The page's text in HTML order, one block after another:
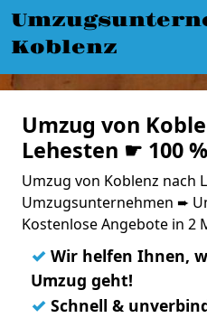
Koblenz
Umzug von
Lehesten ☛ 100
Umzug von Koblenz nach
Umzugsunternehmen ➨
Kostenlose Angebote in 2
✓ Wir helfen Ihnen,
Umzug geht!
✓ Schnell &